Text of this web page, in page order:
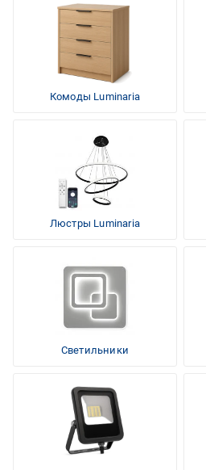
Комоды Luminaria
Люстры Luminaria
Светильники